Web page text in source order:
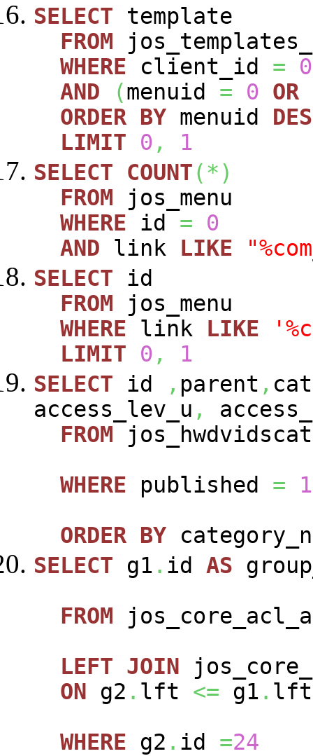
SELECT template
FROM
WHERE client_id =
0
AND
(menuid = 0 OR
ORDER BY menuid
LIMIT
0 ,
1
SELECT
COUNT(*)
FROM jos_menu
WHERE id =
0
AND link LIKE
SELECT id
FROM jos_menu
WHERE link LIKE
LIMIT
0 ,
1
SELECT id , parent ,
access_lev_u ,
FROM
WHERE published =
1
ORDER BY
SELECT g1 . id AS
FROM
LEFT JOIN
ON g2 . lft <= g1 . lft
WHERE g2 . id =24